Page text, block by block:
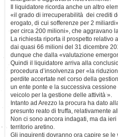
Il liquidatore ricorda anche un altro
«il grado di irrecuperabilità dei crediti
erogato, di cui sofferenze per 2
per circa 200 milioni», che aggravano
La richiesta riporta il prospetto relativo
dai quasi 66 milioni del 31 dicembre
dunque che dalla «valutazione
Quindi il liquidatore arriva alla
procedura d’insolvenza per «la
perdite accertate nel corso della
un ente ponte e la successiva
veicolo per la gestione delle attività ».
Intanto ad Arezzo la procura ha dato
presunto reato di truffa, relativamente
Non ci sono ancora indagati, ma da
territorio aretino.
Gli inquirenti dovranno ora capire se